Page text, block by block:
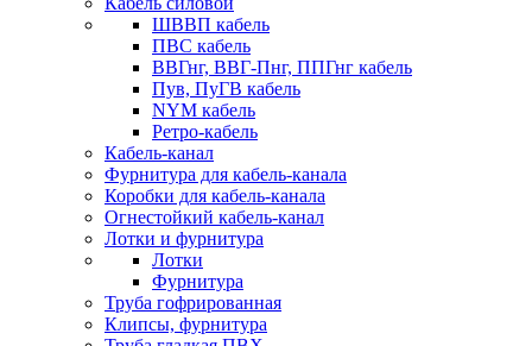
ШВВП кабель
ПВС кабель
ВВГнг, ВВГ-Пнг, ППГнг кабель
Пув, ПуГВ кабель
NYM кабель
Ретро-кабель
Кабель-канал
Фурнитура для кабель-канала
Коробки для кабель-канала
Огнестойкий кабель-канал
Лотки и фурнитура
Лотки
Фурнитура
Труба гофрированная
Клипсы, фурнитура